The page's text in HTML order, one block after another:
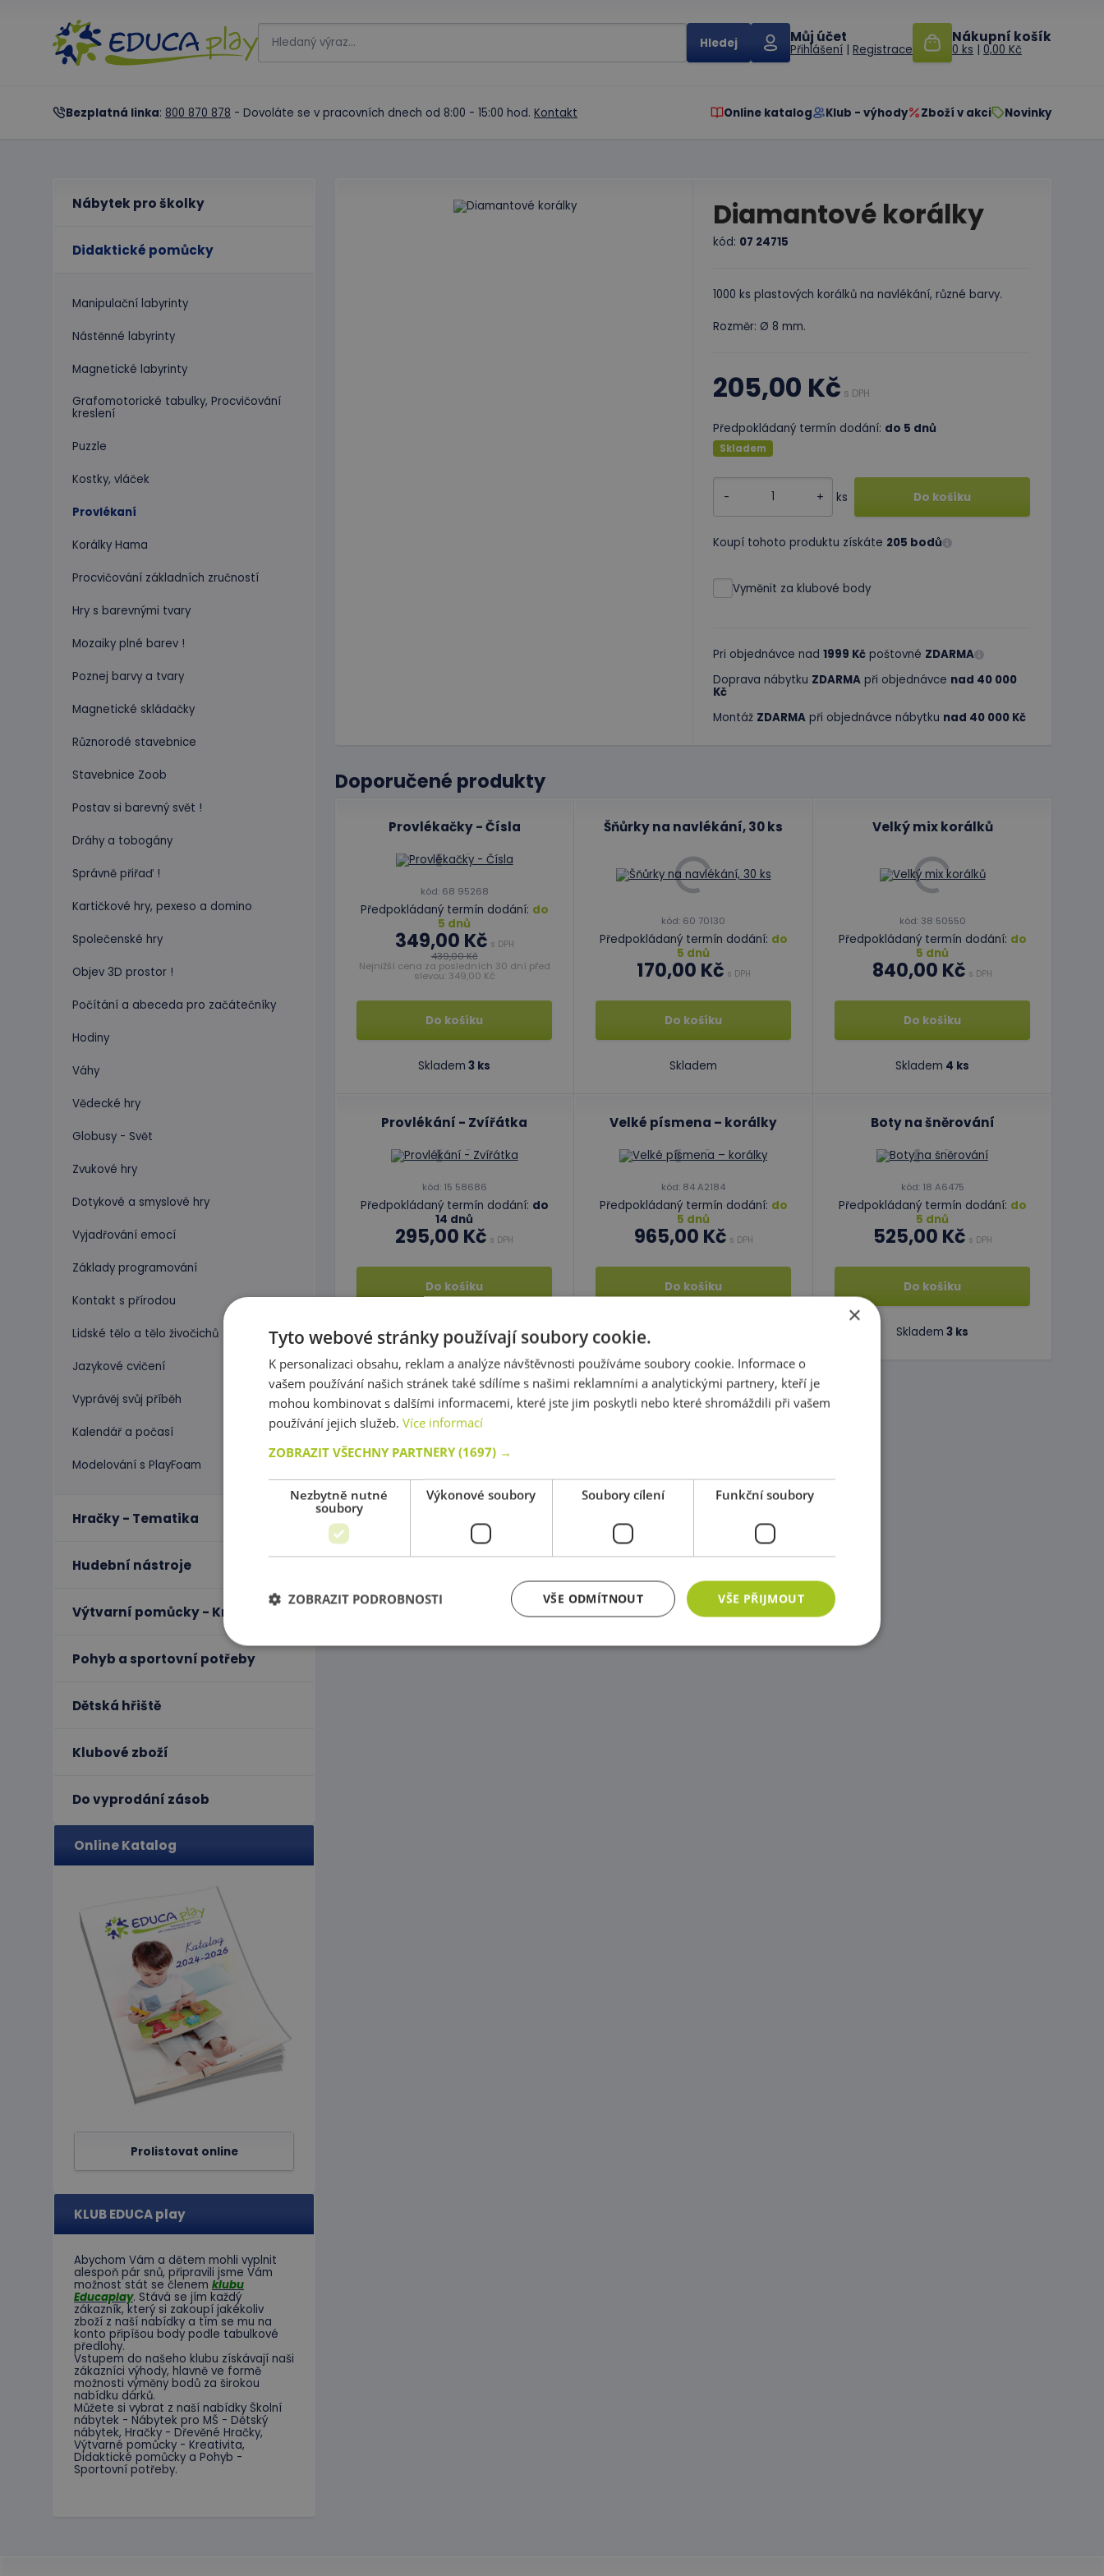
Můj účet
Přihlášení | Registrace
Nákupní košík
0 ks | 0,00 Kč
Bezplatná linka: 800 870 878 - Dovoláte se v pracovních dnech od 8:00 - 15:00 hod. Kontakt Online katalog Klub - výhody Zboží v akci Novinky
Nábytek pro školky
Didaktické pomůcky
Manipulační labyrinty
Nástěnné labyrinty
Magnetické labyrinty
Grafomotorické tabulky, Procvičování
kreslení
Puzzle
Kostky, vláček
Provlékaní
Korálky Hama
Procvičování základních zručností
Hry s barevnými tvary
Mozaiky plné barev !
Poznej barvy a tvary
Magnetické skládačky
Různorodé stavebnice
Stavebnice Zoob
Postav si barevný svět !
Dráhy a tobogány
Správně přiřaď !
Kartičkové hry, pexeso a domino
Společenské hry
Objev 3D prostor !
Počítání a abeceda pro začátečníky
Hodiny
Váhy
Vědecké hry
Globusy - Svět
Zvukové hry
Dotykové a smyslové hry
Vyjadřování emocí
Základy programování
Kontakt s přírodou
Lidské tělo a tělo živočichů
Jazykové cvičení
Vyprávěj svůj příběh
Kalendář a počasí
Modelování s PlayFoam
Hračky - Tematika
Hudební nástroje
Výtvarní pomůcky - Kreativita
Pohyb a sportovní potřeby
Dětská hřiště
Klubové zboží
Do vyprodání zásob
Online Katalog
Prolistovat online
KLUB EDUCA play
Abychom Vám a dětem mohli vyplnit
alespoň pár snů, připravili jsme Vám
možnost stát se členem klubu
Educaplay. Stává se jím každý
zákazník, který si zakoupí jakékoliv
zboží z naší nabídky a tím se mu na
konto připíšou body podle tabulkové
předlohy.
Vstupem do našeho klubu získávají naši
zákazníci výhody, hlavně ve formě
možnosti výměny bodů za širokou
nabídku dárků.
Můžete si vybrat z naší nabídky Školní
nábytek - Nábytek pro MŠ - Dětský
nábytek, Hračky - Dřevěné Hračky,
Výtvarné pomůcky - Kreativita,
Didaktické pomůcky a Pohyb -
Sportovní potřeby.
Diamantové korálky
kód: 07 24715
1000 ks plastových korálků na navlékání, různé barvy.
Rozměr: Ø 8 mm.
205,00 Kč s DPH
Předpokládaný termín dodání: do 5 dnů
Skladem
- + ks Do košíku
Koupí tohoto produktu získáte 205 bodů
Vyměnit za klubové body
Pri objednávce nad 1999 Kč poštovné ZDARMA
Doprava nábytku ZDARMA při objednávce nad 40 000
Kč
Montáž ZDARMA při objednávce nábytku nad 40 000 Kč
Doporučené produkty
Provlékačky - Čísla
kód: 68 95268
Předpokládaný termín dodání: do
5 dnů
349,00 Kč s DPH
439,00 Kč
Nejnižší cena za posledních 30 dní před
slevou: 349,00 Kč
Do košíku
Skladem 3 ks
Šňůrky na navlékání, 30 ks
kód: 60 70130
Předpokládaný termín dodání: do
5 dnů
170,00 Kč s DPH
Do košíku
Skladem
Velký mix korálků
kód: 38 50550
Předpokládaný termín dodání: do
5 dnů
840,00 Kč s DPH
Do košíku
Skladem 4 ks
Provlékání - Zvířátka
kód: 15 58686
Předpokládaný termín dodání: do
14 dnů
295,00 Kč s DPH
Do košíku
Skladem 0 ks
Velké písmena – korálky
kód: 84 A2184
Předpokládaný termín dodání: do
5 dnů
965,00 Kč s DPH
Do košíku
Boty na šněrování
kód: 18 A6475
Předpokládaný termín dodání: do
5 dnů
525,00 Kč s DPH
Do košíku
Skladem 3 ks
×
Tyto webové stránky používají soubory cookie.
K personalizaci obsahu, reklam a analýze návštěvnosti používáme soubory cookie. Informace o
vašem používání našich stránek také sdílíme s našimi reklamními a analytickými partnery, kteří je
mohou kombinovat s dalšími informacemi, které jste jim poskytli nebo které shromáždili při vašem
používání jejich služeb. Více informací
ZOBRAZIT VŠECHNY PARTNERY (1697) →
Nezbytně nutné
soubory
Výkonové soubory Soubory cílení Funkční soubory
VŠE PŘIJMOUT
VŠE ODMÍTNOUT
ZOBRAZIT PODROBNOSTI
limit
_ga